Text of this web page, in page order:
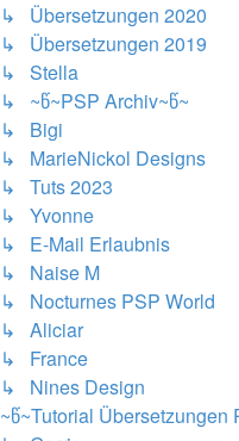
↳ Übersetzungen 2020
↳ Übersetzungen 2019
↳ Stella
↳ ~წ~PSP Archiv~წ~
↳ Bigi
↳ MarieNickol Designs
↳ Tuts 2023
↳ Yvonne
↳ E-Mail Erlaubnis
↳ Naise M
↳ Nocturnes PSP World
↳ Aliciar
↳ France
↳ Nines Design
~წ~Tutorial Übersetzungen